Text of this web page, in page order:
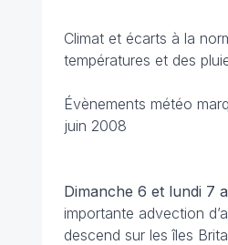
Climat et écarts à la
températures et des
Évènements météo
juin 2008
Dimanche 6 et lundi 7
importante advection
descend sur les îles